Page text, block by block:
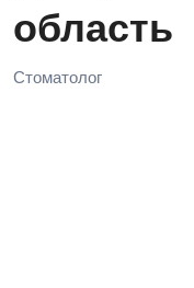
область
Стоматолог